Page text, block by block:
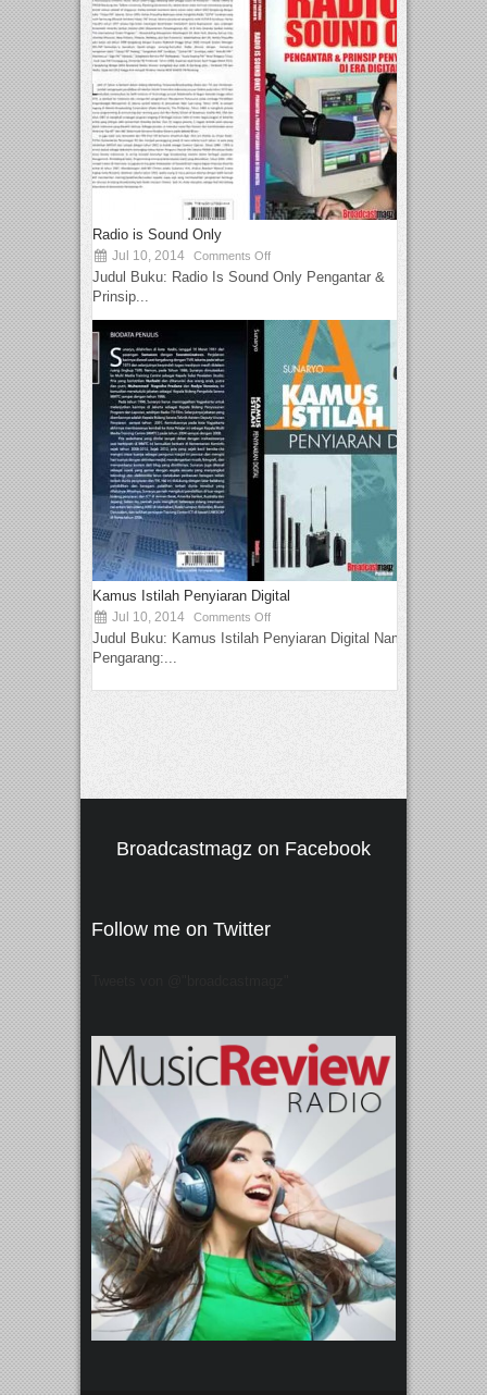
Radio is Sound Only
Jul 10, 2014 Comments Off
Judul Buku: Radio Is Sound Only Pengantar &
Prinsip...
Kamus Istilah Penyiaran Digital
Jul 10, 2014 Comments Off
Judul Buku: Kamus Istilah Penyiaran Digital Nama
Pengarang:...
Broadcastmagz on Facebook
Follow me on Twitter